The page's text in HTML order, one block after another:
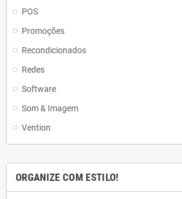
POS
Promoções
Recondicionados
Redes
Software
Som & Imagem
Vention
ORGANIZE COM ESTILO!